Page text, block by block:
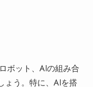
ボット、AIの組み合
ょう。特に、AIを搭